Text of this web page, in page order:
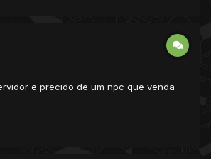
e precido de um npc que venda